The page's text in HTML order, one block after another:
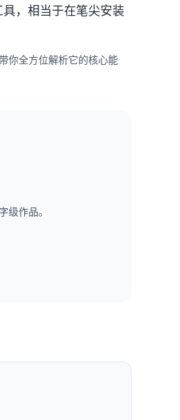
，相当于在笔尖安装
你全方位解析它的核心能
级作品。